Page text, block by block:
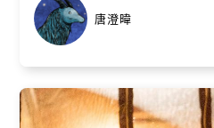
唐澄暐